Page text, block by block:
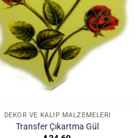
DEKOR VE KALIP MALZEMELERI
Transfer Çıkartma Gül